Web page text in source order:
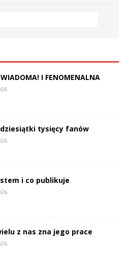
I FENOMENALNA
tysięcy fanów
i co publikuje
z nas zna jego prace